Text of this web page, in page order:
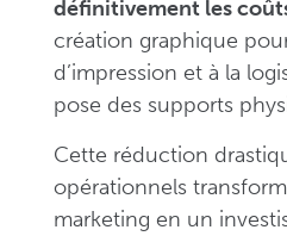
définitivement les
création graphique
d’impression et à la
pose des supports
Cette réduction
opérationnels
marketing en un